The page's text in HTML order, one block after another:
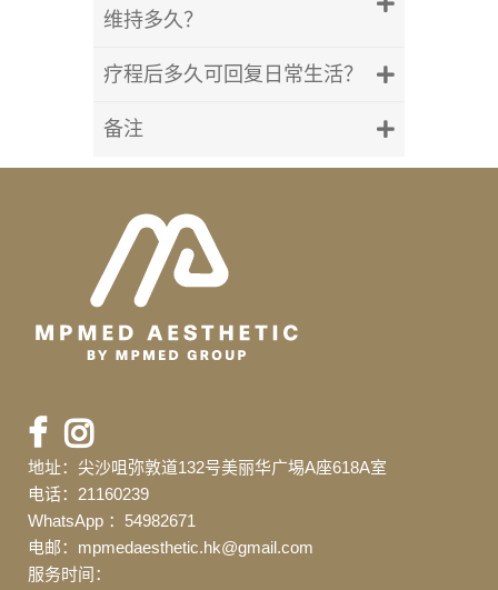
维持多久？
疗程后多久可回复日常生活？
备注
地址：尖沙咀弥敦道132号美丽华广埸A座618A室
电话：21160239
WhatsApp ：54982671
电邮：mpmedaesthetic.hk@gmail.com
服务时间：